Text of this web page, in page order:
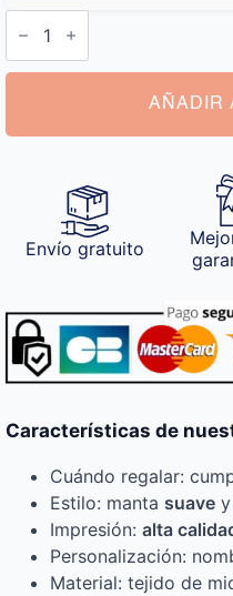
Manta
con
Nombre
Bebe
AÑADIR
Envío gratuito
Características de
Cuándo regalar:
Estilo: manta suave y
Impresión: alta
Personalización:
Material: tejido de